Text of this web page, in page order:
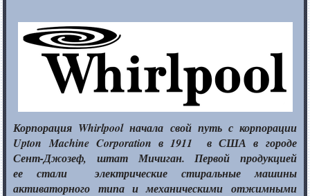
Корпорация Whirlpool начала свой путь с корпорации
Upton Machine Corporation в 1911в США в городе
Сент-Джозеф, штат Мичиган. Первой продукцией
ее стали
электрические стиральные машины
активаторного типа и механическими отжимными